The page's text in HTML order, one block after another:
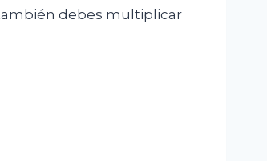
también debes multiplicar